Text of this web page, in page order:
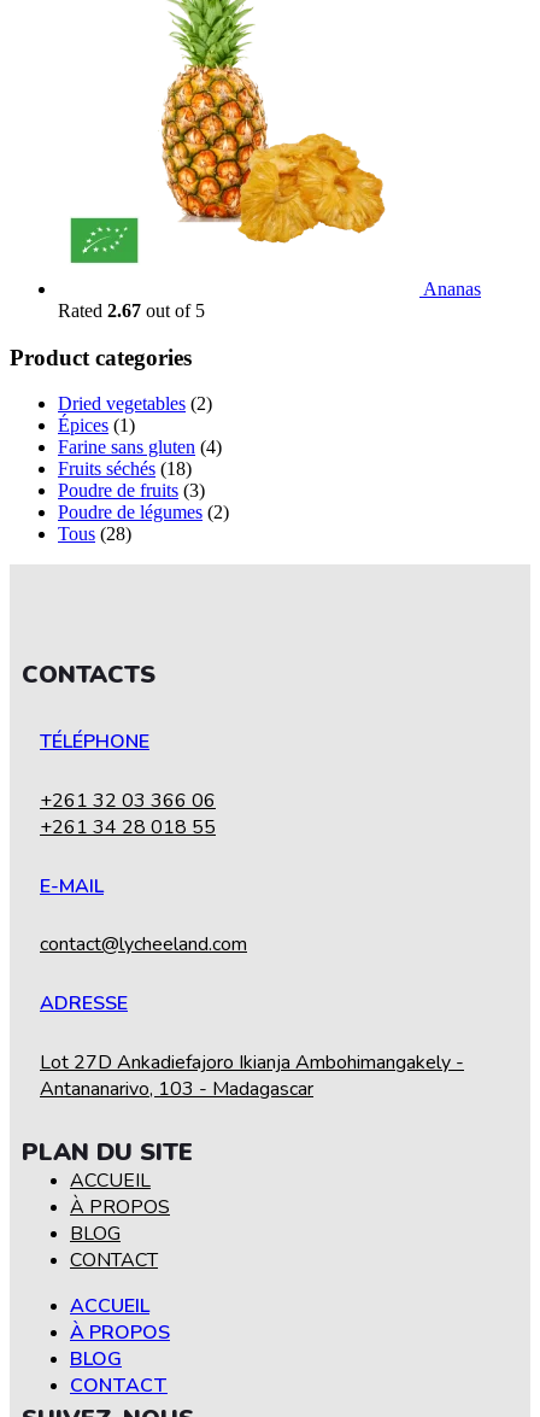
Ananas
Rated 2.67 out of 5
Product categories
Dried vegetables (2)
Épices (1)
Farine sans gluten (4)
Fruits séchés (18)
Poudre de fruits (3)
Poudre de légumes (2)
Tous (28)
CONTACTS
TÉLÉPHONE
+261 32 03 366 06
+261 34 28 018 55
E-MAIL
contact@lycheeland.com
ADRESSE
Lot 27D Ankadiefajoro Ikianja Ambohimangakely -
Antananarivo, 103 - Madagascar
PLAN DU SITE
ACCUEIL
À PROPOS
BLOG
CONTACT
ACCUEIL
À PROPOS
BLOG
CONTACT